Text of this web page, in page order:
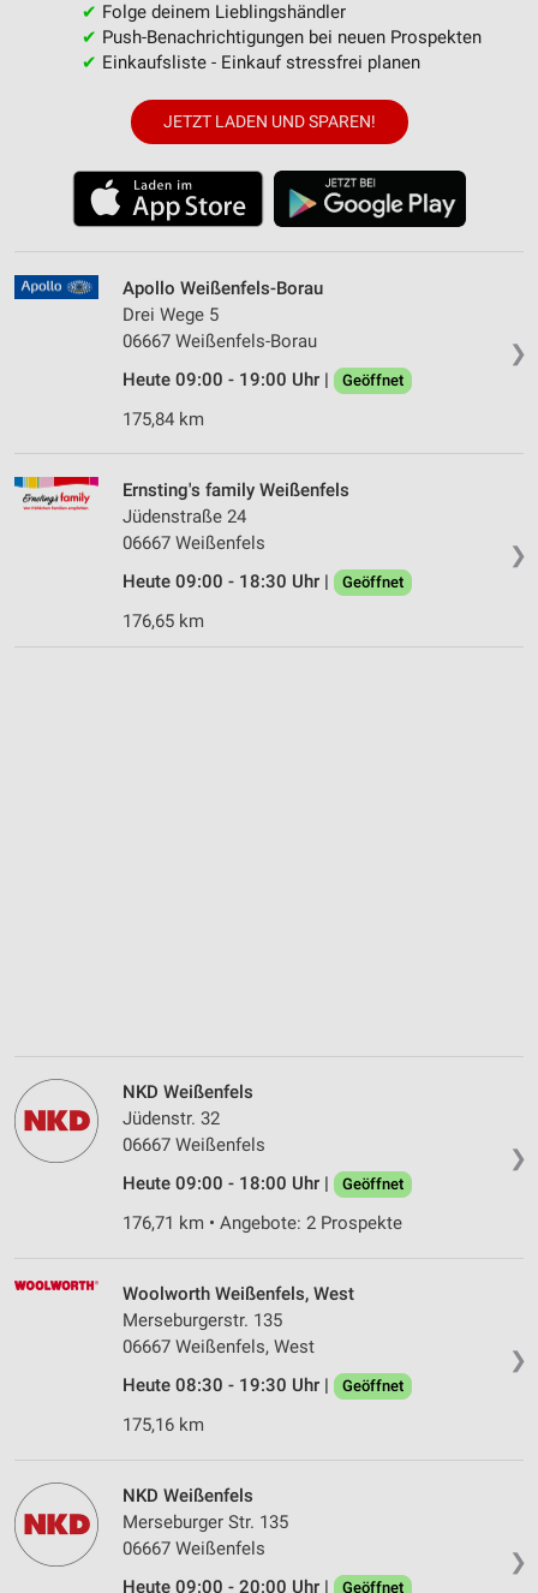
✔ Folge deinem Lieblingshändler
✔ Push-Benachrichtigungen bei neuen Prospekten
✔ Einkaufsliste - Einkauf stressfrei planen
JETZT LADEN UND SPAREN!
❯
Apollo Weißenfels-Borau
Drei Wege 5
06667 Weißenfels-Borau
Heute 09:00 - 19:00 Uhr |
Geöffnet
175,84 km
❯
Ernsting's family Weißenfels
Jüdenstraße 24
06667 Weißenfels
Heute 09:00 - 18:30 Uhr |
Geöffnet
176,65 km
❯
NKD Weißenfels
Jüdenstr. 32
06667 Weißenfels
Heute 09:00 - 18:00 Uhr |
Geöffnet
176,71 km • Angebote: 2 Prospekte
❯
Woolworth Weißenfels, West
Merseburgerstr. 135
06667 Weißenfels, West
Heute 08:30 - 19:30 Uhr |
Geöffnet
175,16 km
❯
NKD Weißenfels
Merseburger Str. 135
06667 Weißenfels
Heute 09:00 - 20:00 Uhr |
Geöffnet